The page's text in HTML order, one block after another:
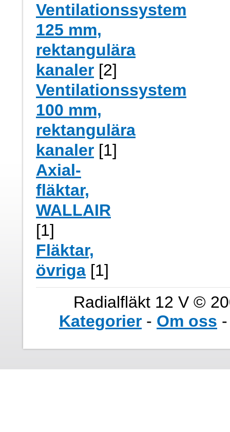
Ventilationssystem
125 mm,
rektangulära
kanaler [2]
Ventilationssystem
100 mm,
rektangulära
kanaler [1]
Axial-
fläktar,
WALLAIR
[1]
Fläktar,
övriga [1]
Radialfläkt 12 V ©
Kategorier - Om oss